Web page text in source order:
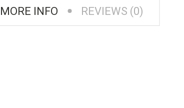
MORE INFO REVIEWS (0)